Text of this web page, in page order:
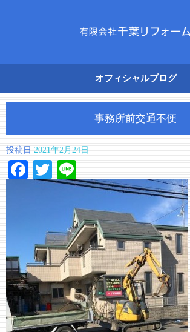
オフィシャルブログ
事務所前交通不便
投稿日 2021年2月24日
Facebook
Twitter